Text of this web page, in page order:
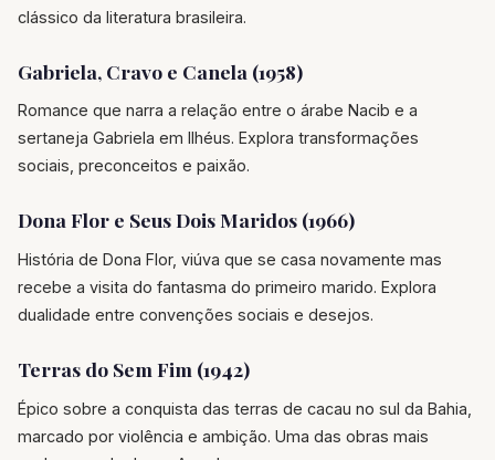
clássico da literatura brasileira.
Gabriela, Cravo e Canela (1958)
Romance que narra a relação entre o árabe Nacib e a
sertaneja Gabriela em Ilhéus. Explora transformações
sociais, preconceitos e paixão.
Dona Flor e Seus Dois Maridos (1966)
História de Dona Flor, viúva que se casa novamente mas
recebe a visita do fantasma do primeiro marido. Explora
dualidade entre convenções sociais e desejos.
Terras do Sem Fim (1942)
Épico sobre a conquista das terras de cacau no sul da Bahia,
marcado por violência e ambição. Uma das obras mais